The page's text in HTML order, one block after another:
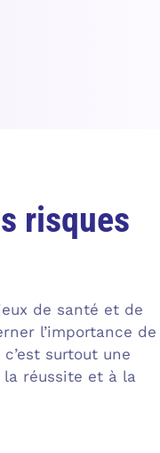
risques
de santé et de
l’importance de
surtout une
réussite et à la